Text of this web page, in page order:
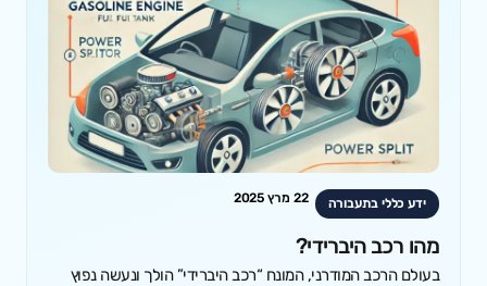
ידע כללי בתעבורה 22 מרץ 2025
מהו רכב היברידי?
בעולם הרכב המודרני, המונח “רכב היברידי” הולך ונעשה נפוץ